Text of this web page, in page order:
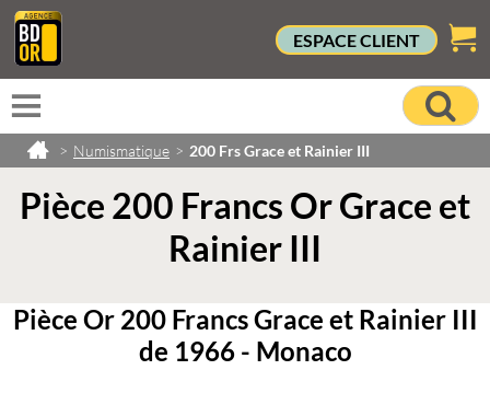
ESPACE CLIENT
> Numismatique > 200 Frs Grace et Rainier III
Pièce 200 Francs Or Grace et
Rainier III
Pièce Or 200 Francs Grace et Rainier III
de 1966 - Monaco